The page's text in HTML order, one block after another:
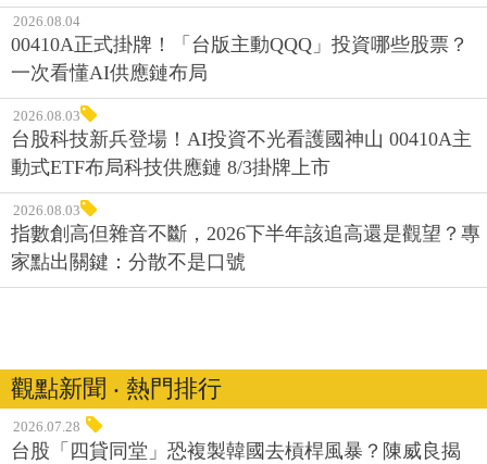
2026.08.04
00410A正式掛牌！「台版主動QQQ」投資哪些股票？
一次看懂AI供應鏈布局
2026.08.03
台股科技新兵登場！AI投資不光看護國神山 00410A主
動式ETF布局科技供應鏈 8/3掛牌上市
2026.08.03
指數創高但雜音不斷，2026下半年該追高還是觀望？專
家點出關鍵：分散不是口號
觀點新聞 ‧ 熱門排行
2026.07.28
台股「四貸同堂」恐複製韓國去槓桿風暴？陳威良揭